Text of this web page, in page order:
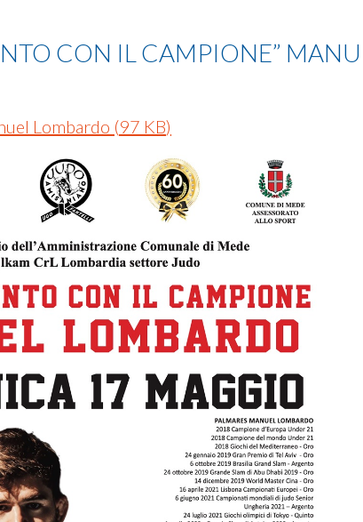
CON IL CAMPIONE”
Lombardo (97 KB)